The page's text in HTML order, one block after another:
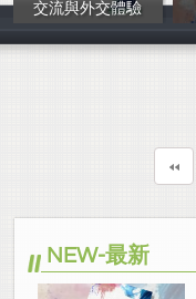
交流與外交體驗
陳品安
NEW-最新